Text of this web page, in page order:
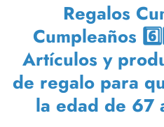
Regalos
Cumpleaños
Artículos y
de regalo para
la edad de 67